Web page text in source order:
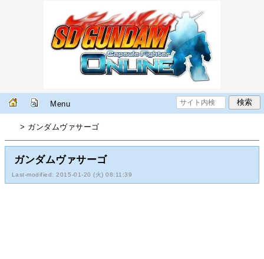
Menu
> ガンダムヴァサーゴ
ガンダムヴァサーゴ
Last-modified: 2015-01-20 (火) 08:11:39